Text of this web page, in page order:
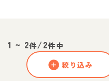
1 ~ 2件/2件中
絞り込み